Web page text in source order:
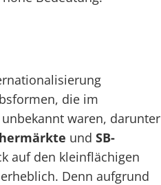
die im
waren, darunter
und SB-
auf den kleinflächigen
Denn aufgrund